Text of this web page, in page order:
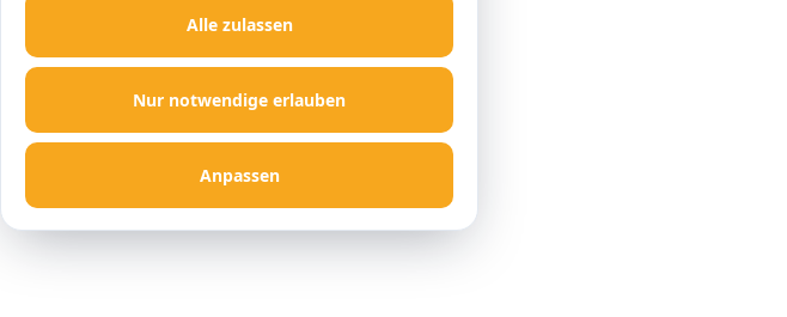
Nur notwendige erlauben
Anpassen
Alle zulassen